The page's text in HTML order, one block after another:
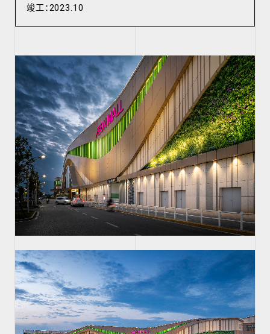
竣工：2023.10